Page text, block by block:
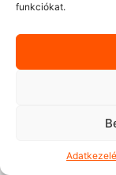
funkciókat.
Árajánlatot kérek